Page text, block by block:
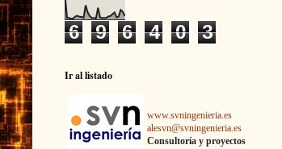
6 9 6 4 0 3
Ir al listado
www.svningenieria.es
alesvn@svningenieria.es
Consultoría y proyectos